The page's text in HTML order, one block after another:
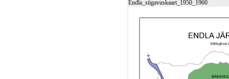
Endla_sügavuskaart_1950_1960